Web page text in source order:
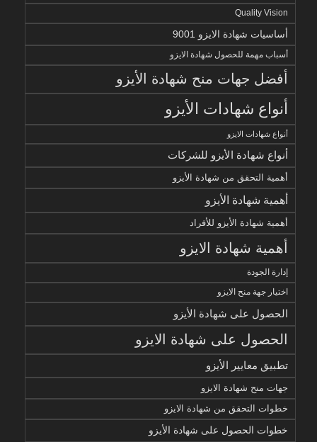
Quality Vision
أساسيات شهادة الايزو 9001
أسباب مهمة للحصول شهادة الايزو
أفضل جهات منح شهادة الأيزو
أنواع شهادات الأيزو
أنواع شهادات الايزو
أنواع شهادة الأيزو للشركات
أهمية التحقق من شهادة الأيزو
أهمية شهادة الأيزو
أهمية شهادة الأيزو للأفراد
أهمية شهادة الايزو
إدارة الجودة
اختيار جهة منح الايزو
الحصول على شهادة الأيزو
الحصول على شهادة الايزو
تطبيق معايير الأيزو
جهات منح شهادة الايزو
خطوات التحقق من شهادة الايزو
خطوات الحصول على شهادة الأيزو